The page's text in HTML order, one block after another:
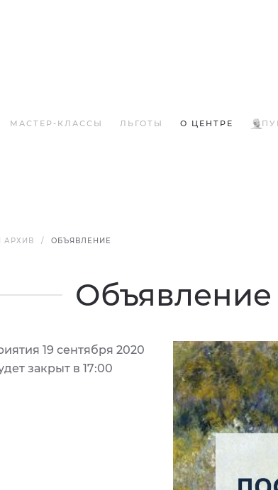
МАСТЕР-КЛАССЫ ЛЬГОТЫ О ЦЕНТРЕ
АРХИВ ОБЪЯВЛЕНИЕ
Объявление
19 сентября 2020
закрыт в 17:00